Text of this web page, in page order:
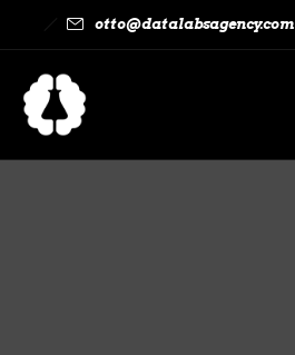
otto@datalabsagency.com